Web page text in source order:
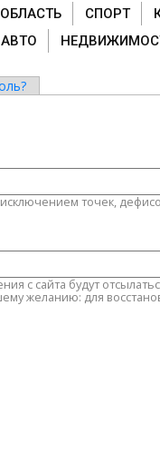
ОБЛАСТЬ СПОРТ
АВТО
точек,
с сайта будут
желанию: для